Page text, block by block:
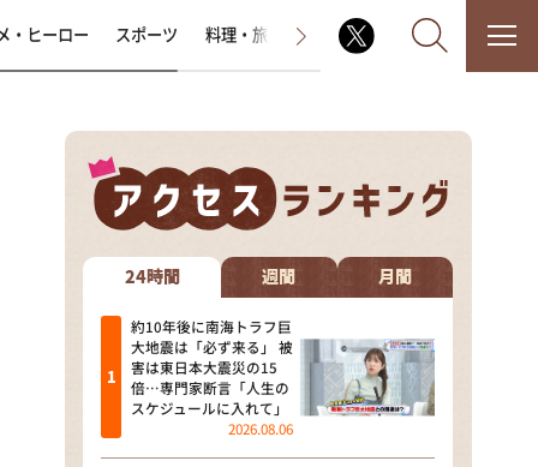
なるみ・岡村の過ぎるTV
相席食堂
これ余談なんですけど・・・
～人生密着トークバラエティ！
～ やすとものいたって真剣です
探偵！ナイトスクープ
・ヒーロー スポーツ 料理・旅 ラジオ番組 その他
24時間 週間 月間
約10年後に南海トラフ巨
大地震は「必ず来る」 被
害は東日本大震災の15
倍…専門家断言「人生の
スケジュールに入れて」
2026.08.06